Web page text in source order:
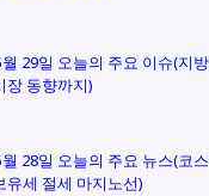
29일 오늘의 주요 이슈(지
장 동향까지)
28일 오늘의 주요 뉴스(코
유세 절세 마지노선)